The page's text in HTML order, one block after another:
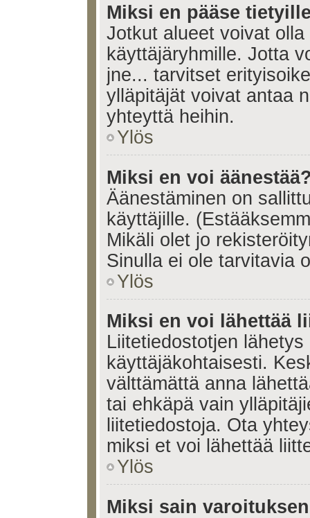
Miksi en pääse
Jotkut alueet voivat
käyttäjäryhmille. Jotta
jne... tarvitset
ylläpitäjät voivat antaa
yhteyttä heihin.
Ylös
Miksi en voi
Äänestäminen on
käyttäjille.
Mikäli olet jo
Sinulla ei ole tarvitavia
Ylös
Miksi en voi lähettää
Liitetiedostotjen
käyttäjäkohtaisesti.
välttämättä anna
tai ehkäpä vain
liitetiedostoja. Ota
miksi et voi lähettää
Ylös
Miksi sain